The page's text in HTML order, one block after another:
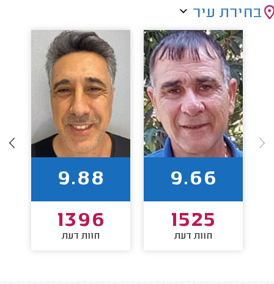
בחירת עיר
9.66
1525
חוות דעת
9.88
1396
חוות דעת